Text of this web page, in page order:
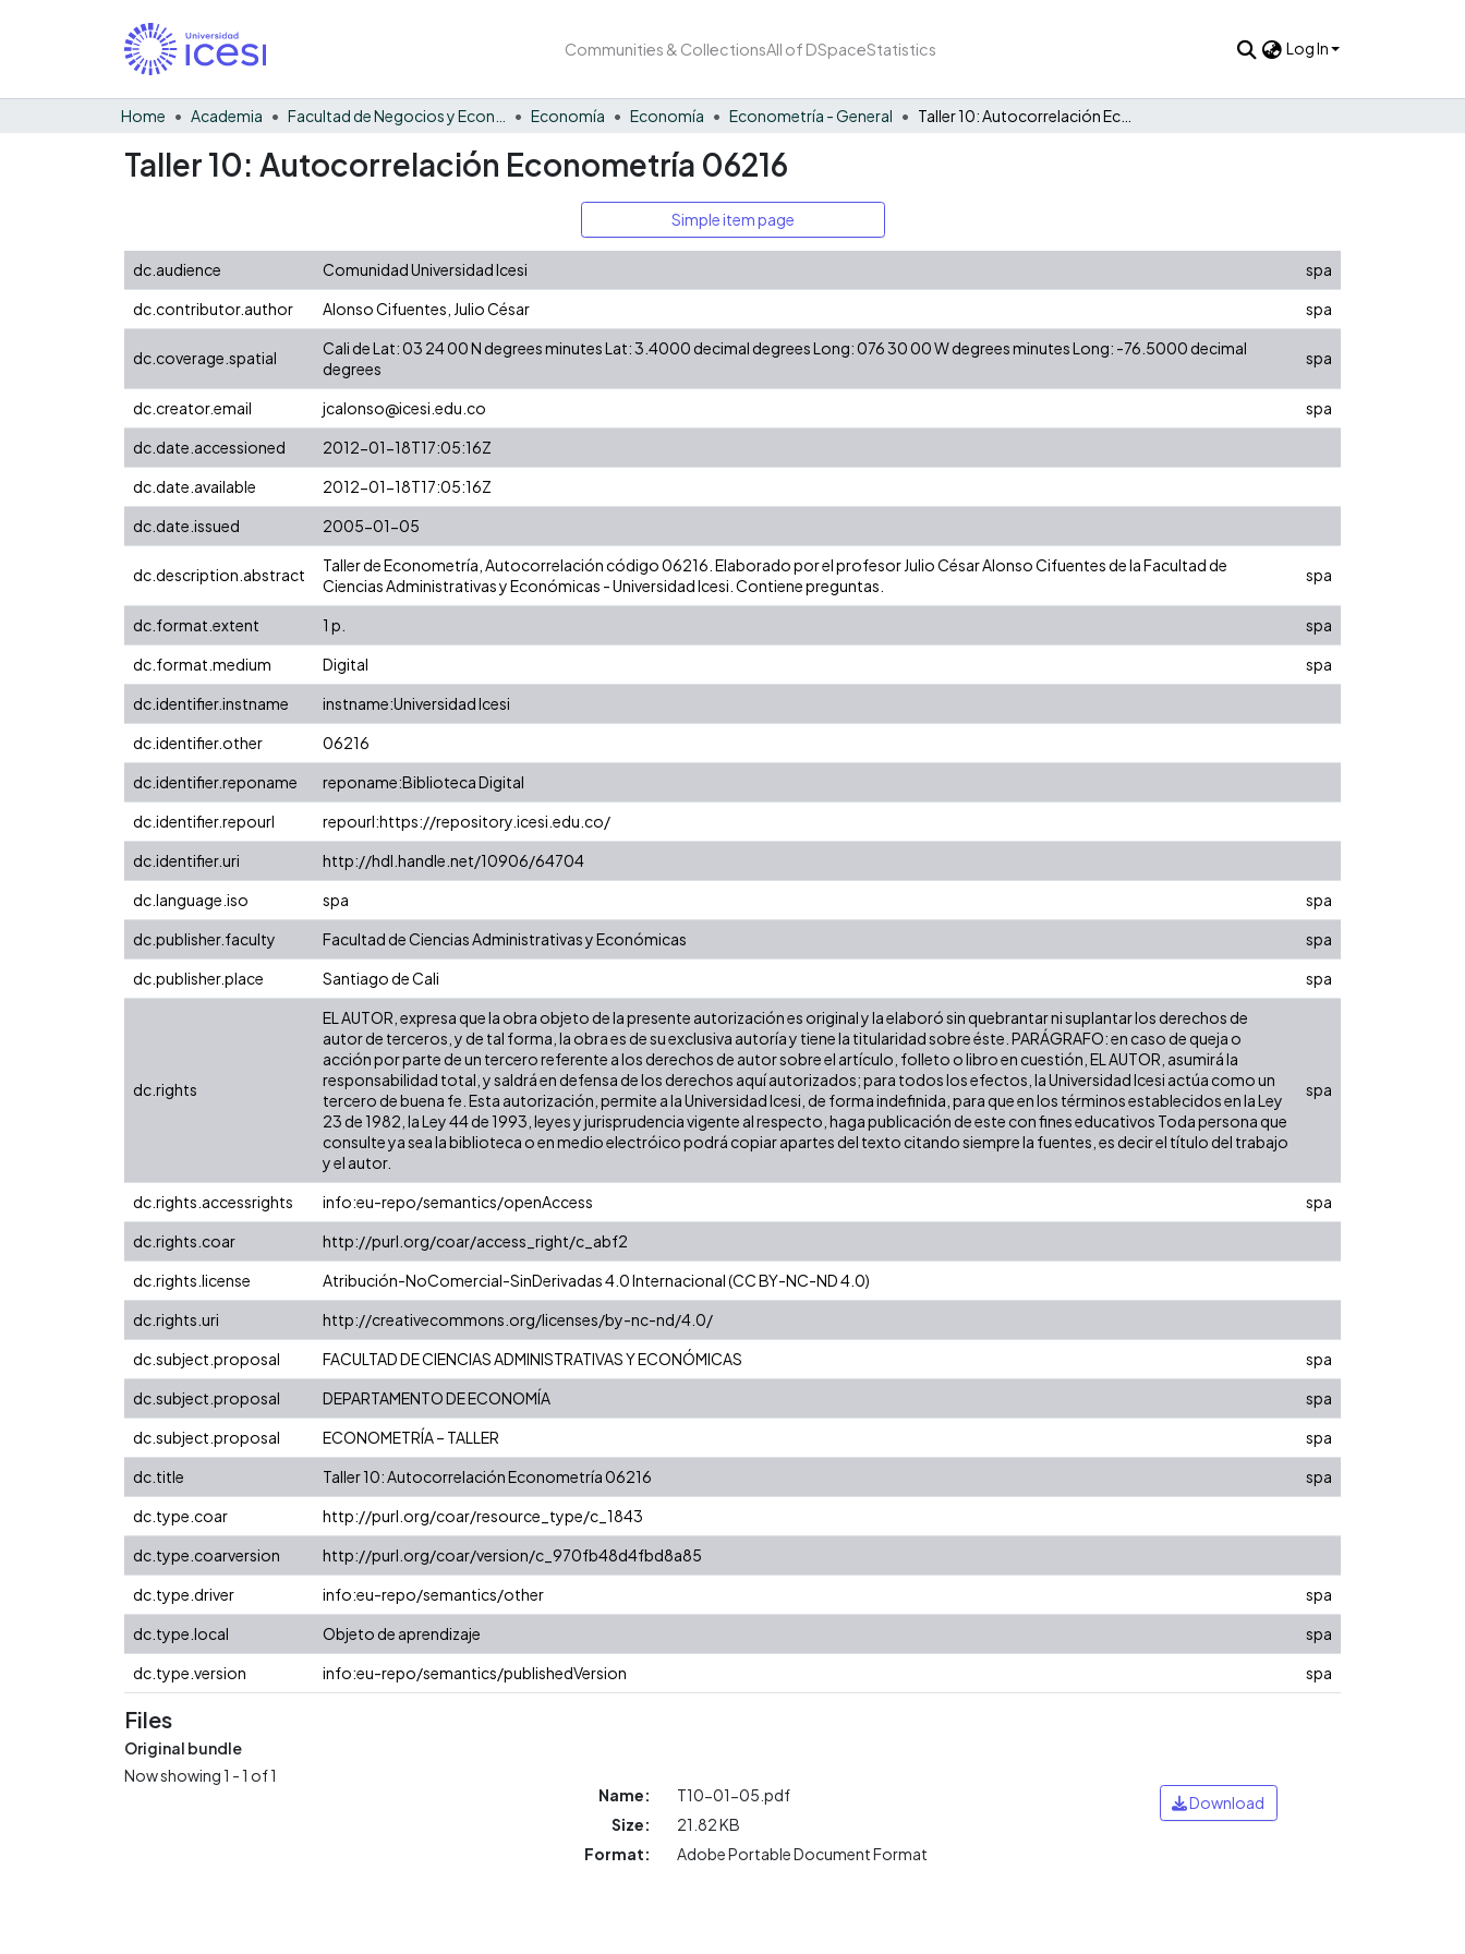
Communities & CollectionsAll of DSpaceStatistics Log In
Home Academia Economía Economía Econometría - General
Taller 10: Autocorrelación Econometría 06216
Simple item page
dc.audience Comunidad Universidad Icesi
spa
dc.contributor.author
Alonso Cifuentes, Julio César spa
dc.coverage.spatial
Cali de Lat: 03 24 00 N degrees minutes Lat: 3.4000 decimal degrees Long: 076 30 00 W degrees minutes Long: -76.5000 decimal
degrees
spa
dc.creator.email jcalonso@icesi.edu.co
spa
dc.date.accessioned
2012-01-18T17:05:16Z
dc.date.available
2012-01-18T17:05:16Z
dc.date.issued
2005-01-05
dc.description.abstract
Taller de Econometría, Autocorrelación código 06216. Elaborado por el profesor Julio César Alonso Cifuentes de la Facultad de
Ciencias Administrativas y Económicas - Universidad Icesi. Contiene preguntas.
spa
dc.format.extent 1 p.
spa
dc.format.medium
Digital
spa
dc.identifier.instname
instname:Universidad Icesi
dc.identifier.other
06216
dc.identifier.reponame
reponame:Biblioteca Digital
dc.identifier.repourl
repourl:https://repository.icesi.edu.co/
dc.identifier.uri
http://hdl.handle.net/10906/64704
dc.language.iso
spa
spa
dc.publisher.faculty
Facultad de Ciencias Administrativas y Económicas
spa
dc.publisher.place
Santiago de Cali spa
dc.rights
EL AUTOR, expresa que la obra objeto de la presente autorización es original y la elaboró sin quebrantar ni suplantar los derechos de
autor de terceros, y de tal forma, la obra es de su exclusiva autoría y tiene la titularidad sobre éste. PARÁGRAFO: en caso de queja o
acción por parte de un tercero referente a los derechos de autor sobre el artículo, folleto o libro en cuestión, EL AUTOR, asumirá la
responsabilidad total, y saldrá en defensa de los derechos aquí autorizados; para todos los efectos, la Universidad Icesi actúa como un
tercero de buena fe. Esta autorización, permite a la Universidad Icesi, de forma indefinida, para que en los términos establecidos en la Ley
23 de 1982, la Ley 44 de 1993, leyes y jurisprudencia vigente al respecto, haga publicación de este con fines educativos Toda persona que
consulte ya sea la biblioteca o en medio electróico podrá copiar apartes del texto citando siempre la fuentes, es decir el título del trabajo
y el autor.
spa
dc.rights.accessrights info:eu-repo/semantics/openAccess
spa
dc.rights.coar
http://purl.org/coar/access_right/c_abf2
dc.rights.license
Atribución-NoComercial-SinDerivadas 4.0 Internacional (CC BY-NC-ND 4.0)
dc.rights.uri
http://creativecommons.org/licenses/by-nc-nd/4.0/
dc.subject.proposal
FACULTAD DE CIENCIAS ADMINISTRATIVAS Y ECONÓMICAS
spa
dc.subject.proposal
DEPARTAMENTO DE ECONOMÍA
spa
dc.subject.proposal
ECONOMETRÍA – TALLER
spa
dc.title
Taller 10: Autocorrelación Econometría 06216
spa
dc.type.coar
http://purl.org/coar/resource_type/c_1843
dc.type.coarversion
http://purl.org/coar/version/c_970fb48d4fbd8a85
dc.type.driver
info:eu-repo/semantics/other
spa
dc.type.local
Objeto de aprendizaje
spa
dc.type.version
info:eu-repo/semantics/publishedVersion spa
Files
Original bundle
Now showing1 - 1 of 1
Name:
T10-01-05.pdf
Size:
21.82 KB
Format:
Adobe Portable Document Format
Download